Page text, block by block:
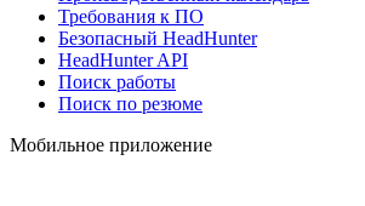
Требования к ПО
Безопасный HeadHunter
HeadHunter API
Поиск работы
Поиск по резюме
Мобильное приложение